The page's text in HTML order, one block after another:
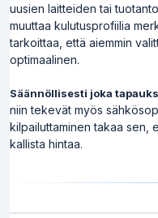
uusien laitteiden tai
muuttaa kulutusprofiilia
tarkoittaa, että aiemmin
optimaalinen.
Säännöllisesti joka
niin tekevät myös
kilpailuttaminen takaa sen,
kallista hintaa.